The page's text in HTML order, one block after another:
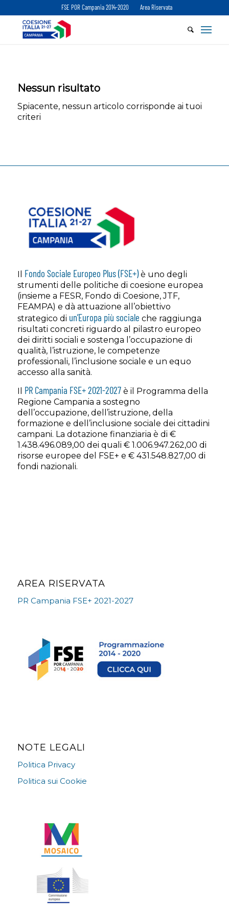
FSE POR Campania 2014-2020 Area Riservata
Nessun risultato
Spiacente, nessun articolo corrisponde ai tuoi
criteri
Fondo Sociale Europeo Plus (FSE+)è uno degli
strumenti delle politiche di coesione europea
(insieme a FESR, Fondo di Coesione, JTF,
FEAMPA) e dà attuazione all’obiettivo
strategico di un’Europa più sociale che raggiunga
risultati concreti riguardo al pilastro europeo
dei diritti sociali e sostenga l’occupazione di
qualità, l’istruzione, le competenze
professionali, l’inclusione sociale e un equo
accesso alla sanità.
Il PR Campania FSE+ 2021-2027è il Programma della
Regione Campania a sostegno
dell’occupazione, dell’istruzione, della
formazione e dell’inclusione sociale dei cittadini
campani. La dotazione finanziaria è di €
1.438.496.089,00 dei quali € 1.006.947.262,00 di
risorse europee del FSE+ e € 431.548.827,00 di
fondi nazionali.
AREA RISERVATA
PR Campania FSE+ 2021-2027
NOTE LEGALI
Politica Privacy
Politica sui Cookie